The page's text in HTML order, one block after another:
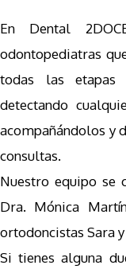
En Dental
odontopediatras
todas las etapas
detectando
acompañándolos y
consultas.
Nuestro equipo se
Dra. Mónica
ortodoncistas Sara y
Si tienes alguna